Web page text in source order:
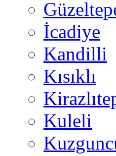
İcadiye
Kandilli
Kısıklı
Kuleli